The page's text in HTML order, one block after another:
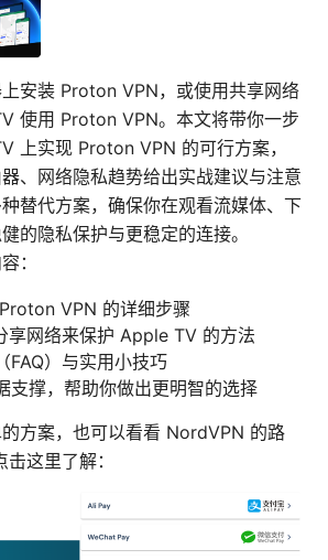
安装 Proton VPN，或使用共享网络
使用 Proton VPN。本文将带你一步
上实现 Proton VPN 的可行方案，
、网络隐私趋势给出实战建议与注意
替代方案，确保你在观看流媒体、下
的隐私保护与更稳定的连接。
：
VPN 的详细步骤
享网络来保护 Apple TV 的方法
FAQ）与实用小技巧
支撑，帮助你做出更明智的选择
方案，也可以看看 NordVPN 的路
这里了解：